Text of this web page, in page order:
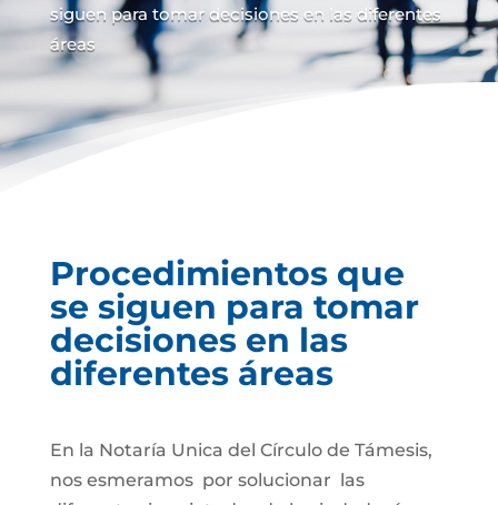
siguen para tomar decisiones en las diferentes
áreas
Procedimientos que
se siguen para tomar
decisiones en las
diferentes áreas
En la Notaría Unica del Círculo de Támesis,
nos esmeramos por solucionar las